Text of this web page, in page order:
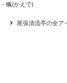
楓(かえで)
尾張清流亭の全ア